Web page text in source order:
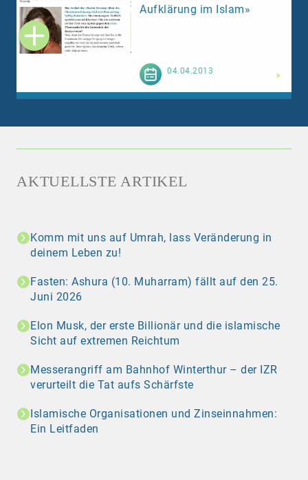
Aufklärung im Islam»
04.04.2013
AKTUELLSTE ARTIKEL
Komm mit uns auf Umrah, lass Veränderung in
deinem Leben zu!
Fasten: Ashura (10. Muharram) fällt auf den 25.
Juni 2026
Elon Musk, der erste Billionär und die islamische
Sicht auf extremen Reichtum
Messerangriff am Bahnhof Winterthur – der IZR
verurteilt die Tat aufs Schärfste
Islamische Organisationen und Zinseinnahmen:
Ein Leitfaden